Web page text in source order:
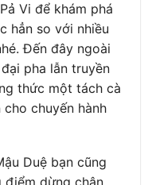
Vi để khám phá
hẳn so với nhiều
Đến đây ngoài
pha lẫn truyền
thức một tách cà
chuyến hành
Duệ bạn cũng
điểm dừng chân